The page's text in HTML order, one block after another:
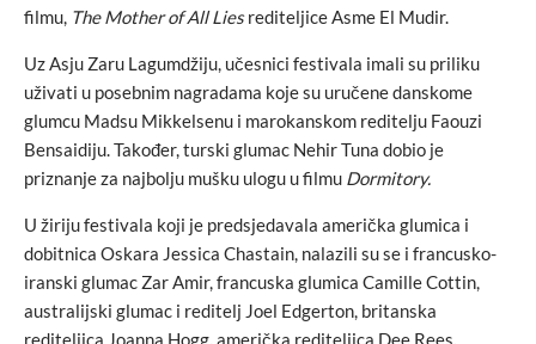
filmu, The Mother of All Liesrediteljice Asme El Mudir.
Uz Asju Zaru Lagumdžiju, učesnici festivala imali su priliku
uživati u posebnim nagradama koje su uručene danskome
glumcu Madsu Mikkelsenu i marokanskom reditelju Faouzi
Bensaidiju. Također, turski glumac Nehir Tuna dobio je
priznanje za najbolju mušku ulogu u filmu Dormitory.
U žiriju festivala koji je predsjedavala američka glumica i
dobitnica Oskara Jessica Chastain, nalazili su se i francusko-
iranski glumac Zar Amir, francuska glumica Camille Cottin,
australijski glumac i reditelj Joel Edgerton, britanska
rediteljica Joanna Hogg, američka rediteljica Dee Rees,